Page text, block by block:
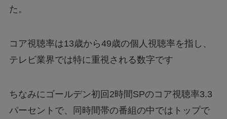
た。
コア視聴率は13歳から49歳の個人視聴率を指し、
テレビ業界では特に重視される数字です
ちなみにゴールデン初回2時間SPのコア視聴率3.3
パーセントで、同時間帯の番組の中ではトップで